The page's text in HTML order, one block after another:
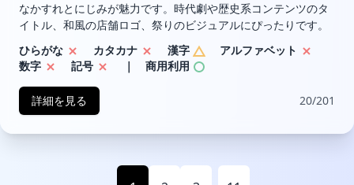
なかすれとにじみが魅力です。時代劇や歴史系コンテンツのタ
イトル、和風の店舗ロゴ、祭りのビジュアルにぴったりです。
ひらがな
カタカナ 漢字
アルファベット
数字
記号 ｜ 商用利用
詳細を見る 20/201